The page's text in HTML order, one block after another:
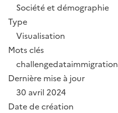
Société et démographie
Type
Visualisation
Mots clés
challengedataimmigration
Dernière mise à jour
30 avril 2024
Date de création